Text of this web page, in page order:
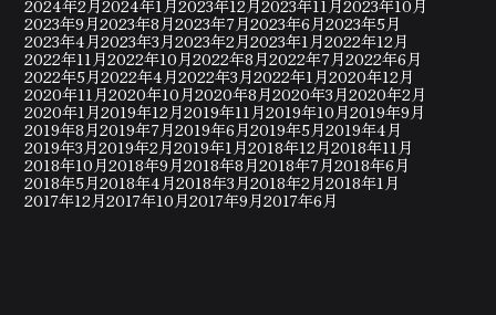
2024年2月2024年1月2023年12月2023年11月2023年10月
2023年9月2023年8月2023年7月2023年6月2023年5月
2023年4月2023年3月2023年2月2023年1月2022年12月
2022年11月2022年10月2022年8月2022年7月2022年6月
2022年5月2022年4月2022年3月2022年1月2020年12月
2020年11月2020年10月2020年8月2020年3月2020年2月
2020年1月2019年12月2019年11月2019年10月2019年9月
2019年8月2019年7月2019年6月2019年5月2019年4月
2019年3月2019年2月2019年1月2018年12月2018年11月
2018年10月2018年9月2018年8月2018年7月2018年6月
2018年5月2018年4月2018年3月2018年2月2018年1月
2017年12月2017年10月2017年9月2017年6月